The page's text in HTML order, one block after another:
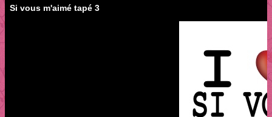
Si vous m'aimé tapé 3